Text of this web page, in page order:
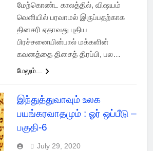
மேற்கொண்ட காலத்தில், விஷயம்
வெளியில் பரவாமல் இருப்பதற்காக
தினசரி ஏதாவது புதிய
பிரச்சனையின்பால் மக்களின்
கவனத்தை திசைத் திரப்பி, பல…
மேலும்...
இந்துத்துவாவும் உலக
பயங்கரவாதமும் : ஓர் ஒப்பீடு –
பகுதி-6
July 29, 2020